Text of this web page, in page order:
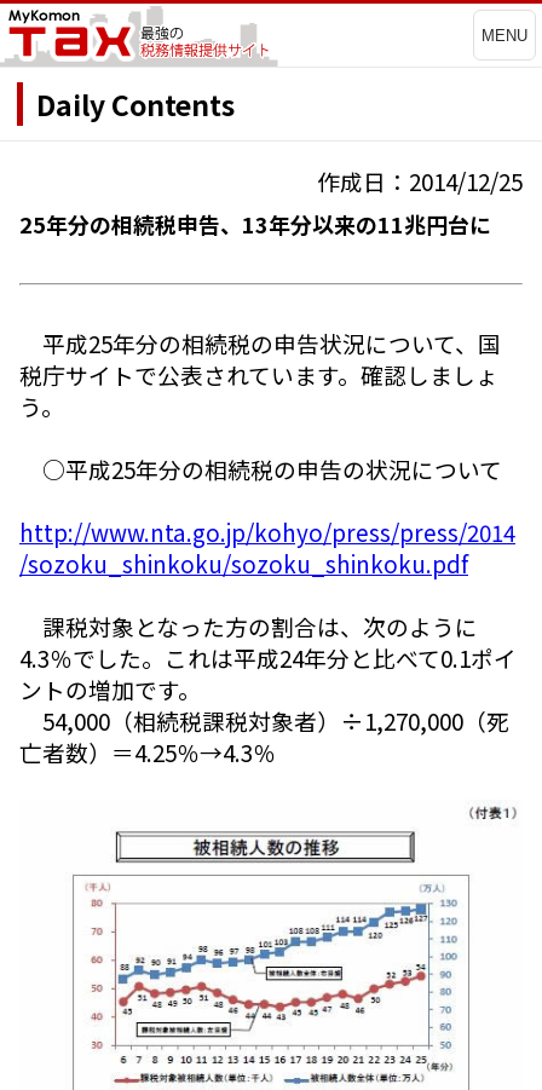
MENU
Daily Contents
作成日：2014/12/25
25年分の相続税申告、13年分以来の11兆円台に
平成25年分の相続税の申告状況について、国
税庁サイトで公表されています。確認しましょ
う。
○平成25年分の相続税の申告の状況について
http://www.nta.go.jp/kohyo/press/press/2014
/sozoku_shinkoku/sozoku_shinkoku.pdf
課税対象となった方の割合は、次のように
4.3％でした。これは平成24年分と比べて0.1ポイ
ントの増加です。
54,000（相続税課税対象者）÷1,270,000（死
亡者数）＝4.25％→4.3％